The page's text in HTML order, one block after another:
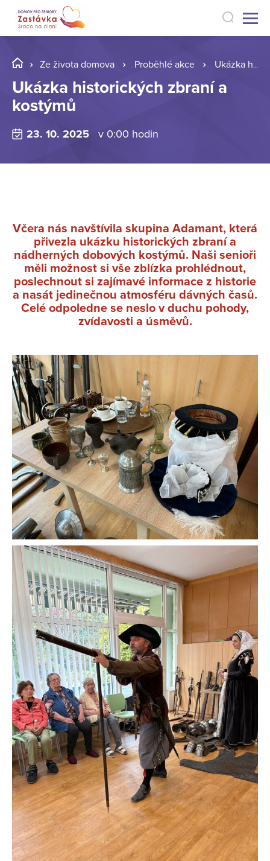
Ze života domova Proběhlé akce Ukázka historických zbraní a kostýmů
Ukázka historických zbraní a
kostýmů
23. 10. 2025 v 0:00 hodin
Včera nás navštívila skupina Adamant, která
přivezla ukázku historických zbraní a
nádherných dobových kostýmů. Naši senioři
měli možnost si vše zblízka prohlédnout,
poslechnout si zajímavé informace z historie
a nasát jedinečnou atmosféru dávných časů.
Celé odpoledne se neslo v duchu pohody,
zvídavosti a úsměvů.